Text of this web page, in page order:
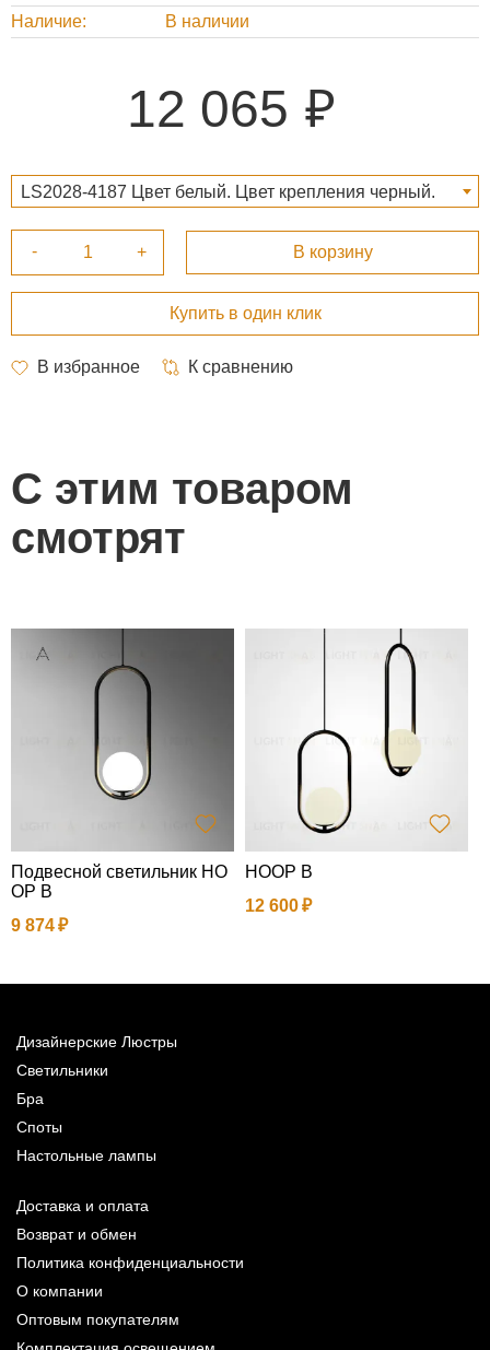
Наличие
В наличии
12 065
LS2028-4187 Цвет белый. Цвет крепления черный.
С этим товаром
смотрят
Подвесной светильник HO
OP B
9 874
HOOP B
12 600
Дизайнерские Люстры
Светильники
Бра
Споты
Настольные лампы
Доставка и оплата
Возврат и обмен
Политика конфиденциальности
О компании
Оптовым покупателям